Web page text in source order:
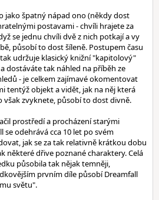
jako špatný nápad ono (někdy dost
postavami - chvíli hrajete za
se jednu chvíli dvě z nich potkají a vy
působí to dost šíleně. Postupem času
udržuje klasický knižní "kapitolový"
dostáváte tak náhled na příběh ze
- je celkem zajímavé okomentovat
tentýž objekt a vidět, jak na něj která
však zvyknete, působí to dost divně.
prostředí a procházení starými
se odehrává cca 10 let po svém
jak se za tak relativně krátkou dobu
některé dřive poznané charaktery. Celá
působila tak nějak temněji,
prvním díle působí Dreamfall
světu".